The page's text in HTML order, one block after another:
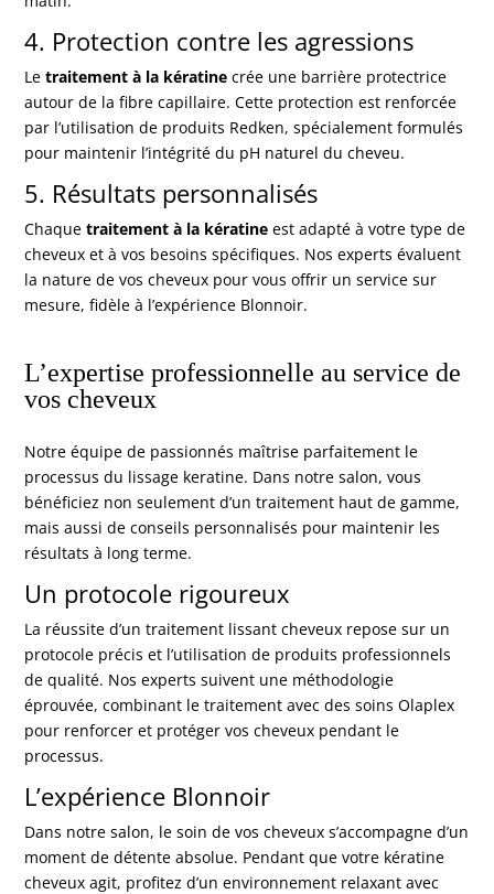
4. Protection contre les agressions
Letraitement à la kératine crée une barrière protectrice
autour de la fibre capillaire. Cette protection est renforcée
par l’utilisation de produits Redken, spécialement formulés
pour maintenir l’intégrité du pH naturel du cheveu.
5. Résultats personnalisés
Chaquetraitement à la kératine est adapté à votre type de
cheveux et à vos besoins spécifiques. Nos experts évaluent
la nature de vos cheveux pour vous offrir un service sur
mesure, fidèle à l’expérience Blonnoir.
L’expertise professionnelle au service de
vos cheveux
Notre équipe de passionnés maîtrise parfaitement le
processus du lissage keratine. Dans notre salon, vous
bénéficiez non seulement d’un traitement haut de gamme,
mais aussi de conseils personnalisés pour maintenir les
résultats à long terme.
Un protocole rigoureux
La réussite d’un traitement lissant cheveux repose sur un
protocole précis et l’utilisation de produits professionnels
de qualité. Nos experts suivent une méthodologie
éprouvée, combinant le traitement avec des soins Olaplex
pour renforcer et protéger vos cheveux pendant le
processus.
L’expérience Blonnoir
Dans notre salon, le soin de vos cheveux s’accompagne d’un
moment de détente absolue. Pendant que votre kératine
cheveux agit, profitez d’un environnement relaxant avec